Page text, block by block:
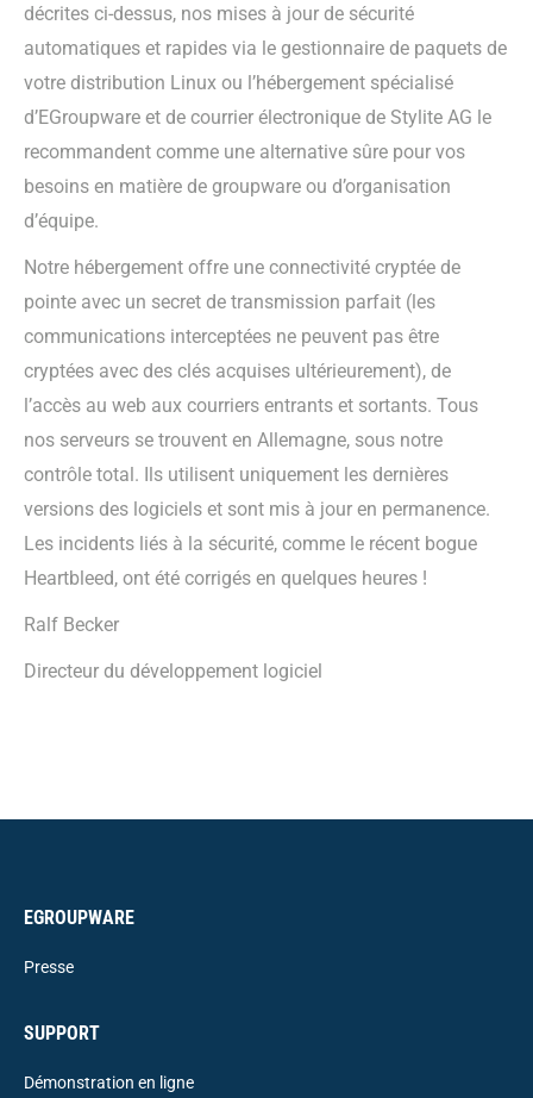
décrites ci-dessus, nos mises à jour de sécurité
automatiques et rapides via le gestionnaire de paquets de
votre distribution Linux ou l’hébergement spécialisé
d’EGroupware et de courrier électronique de Stylite AG le
recommandent comme une alternative sûre pour vos
besoins en matière de groupware ou d’organisation
d’équipe.
Notre hébergement offre une connectivité cryptée de
pointe avec un secret de transmission parfait (les
communications interceptées ne peuvent pas être
cryptées avec des clés acquises ultérieurement), de
l’accès au web aux courriers entrants et sortants. Tous
nos serveurs se trouvent en Allemagne, sous notre
contrôle total. Ils utilisent uniquement les dernières
versions des logiciels et sont mis à jour en permanence.
Les incidents liés à la sécurité, comme le récent bogue
Heartbleed, ont été corrigés en quelques heures !
Ralf Becker
Directeur du développement logiciel
EGROUPWARE
Presse
SUPPORT
Démonstration en ligne